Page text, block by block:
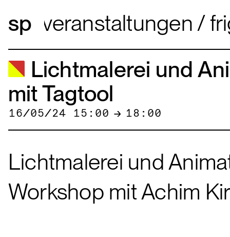
veranstaltungen
Lichtmalerei und
mit Tagtool
16/05/24 15:00 → 18:00
Lichtmalerei und
Workshop mit Achim